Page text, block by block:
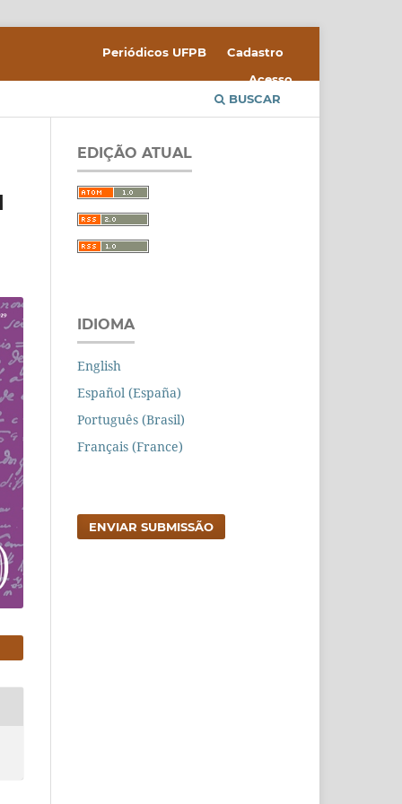
BUSCAR
Periódicos UFPB
Cadastro
Acesso
EDIÇÃO ATUAL
IDIOMA
English
Español (España)
Português (Brasil)
Français (France)
ENVIAR SUBMISSÃO